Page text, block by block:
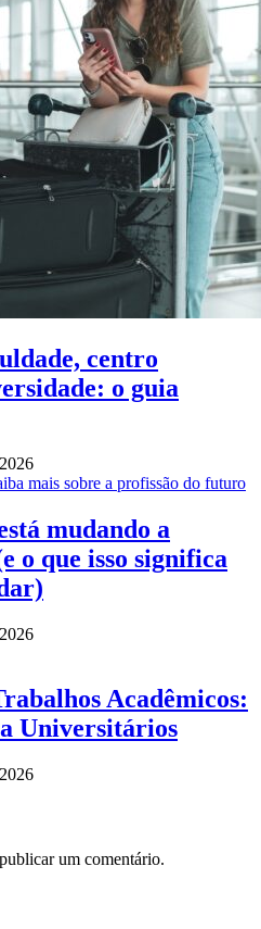
centro
o guia
mudando a
o que isso significa
Acadêmicos:
Universitários
um comentário.